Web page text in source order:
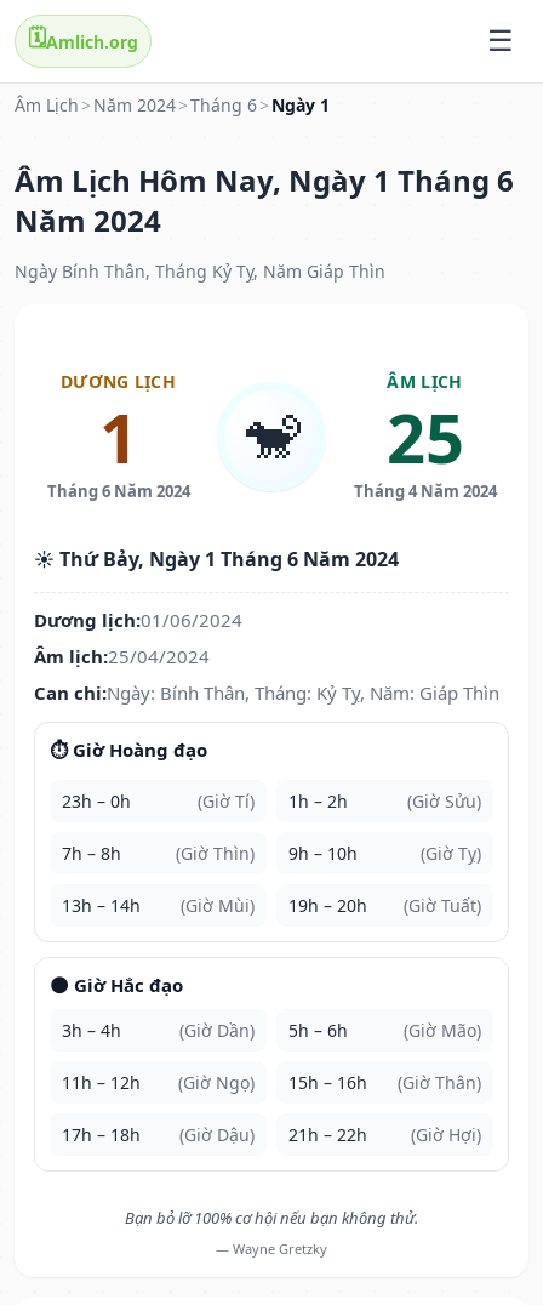
🗓️Amlich.org
Âm Lịch > Năm 2024>Tháng 6> Ngày 1
Âm Lịch Hôm Nay, Ngày 1 Tháng 6
Năm 2024
Ngày Bính Thân, Tháng Kỷ Tỵ, Năm Giáp Thìn
DƯƠNG LỊCH
1
Tháng 6 Năm 2024
🐒
ÂM LỊCH
25
Tháng 4 Năm 2024
☀️ Thứ Bảy, Ngày 1 Tháng 6 Năm 2024
Dương lịch:01/06/2024
Âm lịch:25/04/2024
Can chi:Ngày: Bính Thân, Tháng: Kỷ Tỵ, Năm: Giáp Thìn
⏱️ Giờ Hoàng đạo
23h – 0h (Giờ Tí) 1h – 2h (Giờ Sửu)
7h – 8h (Giờ Thìn) 9h – 10h (Giờ Tỵ)
13h – 14h (Giờ Mùi) 19h – 20h (Giờ Tuất)
🌑 Giờ Hắc đạo
3h – 4h (Giờ Dần) 5h – 6h (Giờ Mão)
11h – 12h (Giờ Ngọ) 15h – 16h (Giờ Thân)
17h – 18h (Giờ Dậu) 21h – 22h (Giờ Hợi)
Bạn bỏ lỡ 100% cơ hội nếu bạn không thử.
— Wayne Gretzky